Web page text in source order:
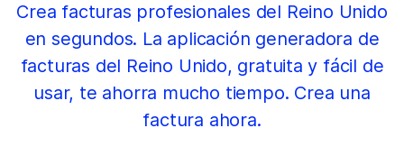
Crea facturas profesionales del Reino Unido
en segundos. La aplicación generadora de
facturas del Reino Unido, gratuita y fácil de
usar, te ahorra mucho tiempo. Crea una
factura ahora.